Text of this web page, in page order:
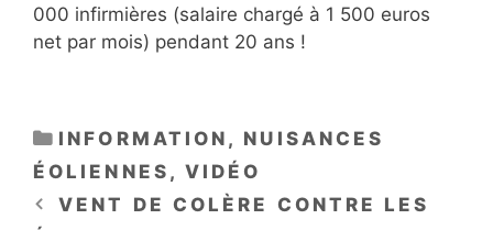
000 infirmières (salaire chargé à 1 500 euros
net par mois) pendant 20 ans !
CATÉGORIES
INFORMATION , NUISANCES
ÉOLIENNES ,VIDÉO
VENT DE COLÈRE CONTRE LES